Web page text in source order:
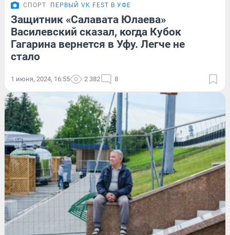
СПОРТ ПЕРВЫЙ VK FEST В УФЕ
Защитник «Салавата Юлаева»
Василевский сказал, когда Кубок
Гагарина вернется в Уфу. Легче не
стало
1 июня, 2024, 16:55 2 382 8